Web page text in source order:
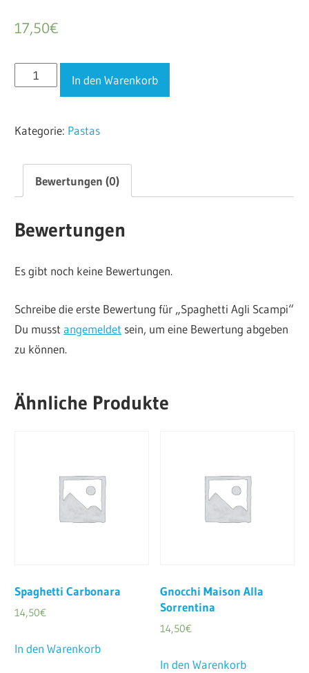
17,50€
Spaghetti
Agli
Menge
In den Warenkorb
Kategorie: Pastas
Bewertungen (0)
Bewertungen
Es gibt noch keine Bewertungen.
Schreibe die erste Bewertung für „Spaghetti Agli Scampi“
Du musstangemeldet sein, um eine Bewertung abgeben
zu können.
Ähnliche Produkte
Spaghetti Carbonara
14,50€
In den Warenkorb
Gnocchi Maison Alla
Sorrentina
14,50€
In den Warenkorb